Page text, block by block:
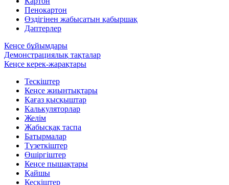
Пенокартон
Өздігінен жабысатын қабыршақ
Дәптерлер
Кеңсе бұйымдары
Демонстрациялық тақталар
Кеңсе керек-жарақтары
Тескіштер
Кеңсе жиынтықтары
Қағаз қысқыштар
Калькуляторлар
Желім
Жабысқақ таспа
Батырмалар
Түзеткіштер
Өшіргіштер
Кеңсе пышақтары
Қайшы
Кескіштер